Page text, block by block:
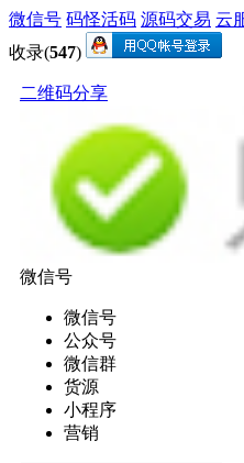
微信号 码怪活码 源码交易 云
收录(547)
二维码分享
微信号
微信号
公众号
微信群
货源
小程序
营销